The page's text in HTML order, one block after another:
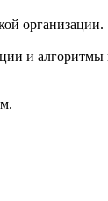
организации.
и